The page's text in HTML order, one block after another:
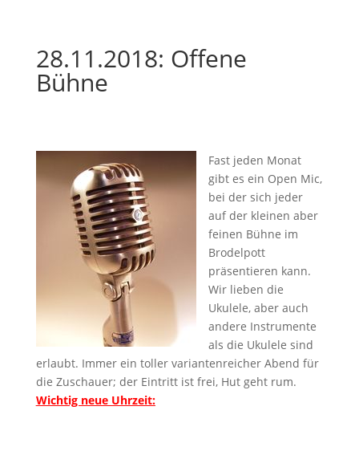
28.11.2018: Offene
Bühne
Fast jeden Monat
gibt es ein Open Mic,
bei der sich jeder
auf der kleinen aber
feinen Bühne im
Brodelpott
präsentieren kann.
Wir lieben die
Ukulele, aber auch
andere Instrumente
als die Ukulele sind
erlaubt. Immer ein toller variantenreicher Abend für
die Zuschauer; der Eintritt ist frei, Hut geht rum.
Wichtig neue Uhrzeit: